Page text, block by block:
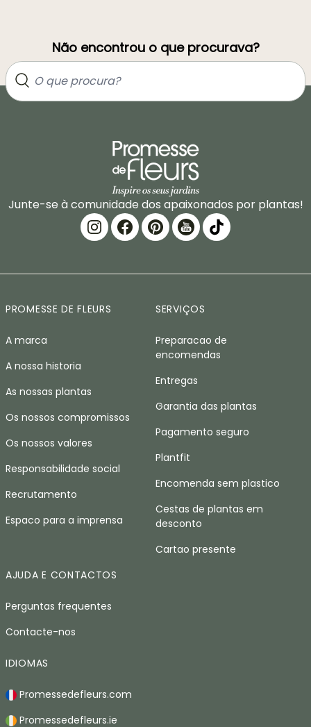
Não encontrou o que procurava?
Junte-se à comunidade dos apaixonados por plantas!
PROMESSE DE FLEURS
A marca
A nossa historia
As nossas plantas
Os nossos compromissos
Os nossos valores
Responsabilidade social
Recrutamento
Espaco para a imprensa
SERVIÇOS
Preparacao de
encomendas
Entregas
Garantia das plantas
Pagamento seguro
Plantfit
Encomenda sem plastico
Cestas de plantas em
desconto
Cartao presente
AJUDA E CONTACTOS
Perguntas frequentes
Contacte-nos
IDIOMAS
Promessedefleurs.com
Promessedefleurs.ie